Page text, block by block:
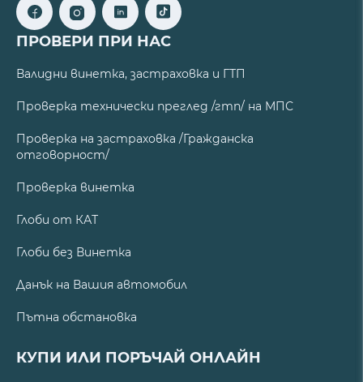
ПРОВЕРИ ПРИ НАС
Валидни винетка, застраховка и ГТП
Проверка технически преглед /гтп/ на МПС
Проверка на застраховка /Гражданска
отговорност/
Проверка винетка
Глоби от КАТ
Глоби без Винетка
Данък на Вашия автомобил
Пътна обстановка
КУПИ ИЛИ ПОРЪЧАЙ ОНЛАЙН